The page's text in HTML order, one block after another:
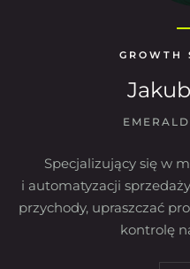
GROWTH
Specjalizujący się w
i automatyzacji
przychody, upraszczać
kontrolę